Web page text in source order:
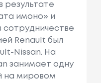
результате
имоно» и
сотрудничестве
Renault был
Nissan. На
занимает одну
на мировом